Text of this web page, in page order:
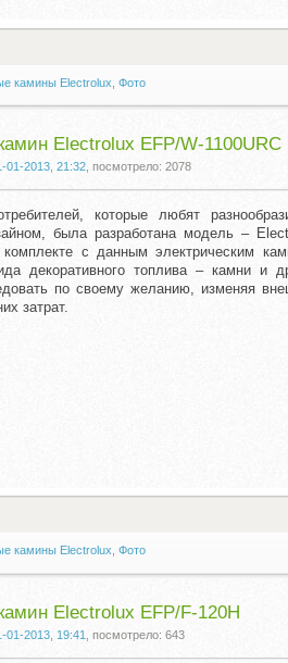
камины Electrolux Фото
Electrolux EFP/W-1100URC
01-2013, 21:32, посмотрело: 2078
которые любят
была разработана модель –
с данным электрическим
декоративного топлива – камни и
по своему желанию, изменяя
затрат.
камины Electrolux, Фото
Electrolux EFP/F-120H
01-2013, 19:41 , посмотрело: 643